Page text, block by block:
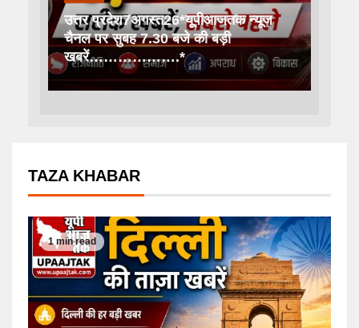
उत्तर प्रदेश7अगस्त26*यूपीआजतक न्यूज
चैनल पर सुबह 7.30 बजे की बड़ी
खबरें……………….*
TAZA KHABAR
1 min read